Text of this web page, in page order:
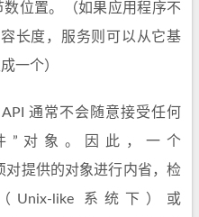
数位置。（如果应用程序不
长度，服务则可以从它基
一个）
通常不会随意接受任何
”对象。因此，一个
对提供的对象进行内省，检
Unix-like 系统下）或